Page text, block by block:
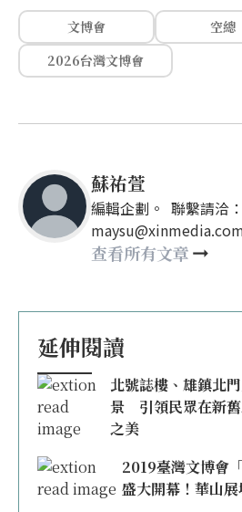
文博會
空總
2026台灣文博會
蘇祐萱
編輯企劃。 聯繫請洽：
may860527@gmail.com
查看所有文章
延伸閱讀
北號誌樓、雄鎮北
景 引領民眾在新
之美
2019臺灣文博會
盛大開幕！華山